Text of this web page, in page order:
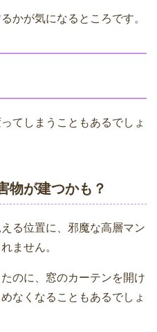
かが気になるところです。
てしまうこともあるでしょ
物が建つかも？
る位置に、邪魔な高層マン
ません。
のに、窓のカーテンを開け
なくなることもあるでしょ